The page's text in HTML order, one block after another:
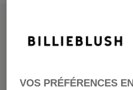
VOS PRÉFÉRENCES